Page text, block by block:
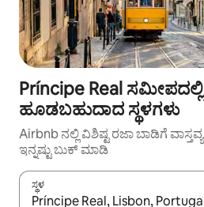
Príncipe Real ಸಮೀಪದಲ್ಲಿ
ಹೂಡಬಹುದಾದ ಸ್ಥಳಗಳು
Airbnb ನಲ್ಲಿ ವಿಶಿಷ್ಟ ರಜಾ ಬಾಡಿಗೆ
ಇನ್ನಷ್ಟು ಬುಕ್ ಮಾಡಿ
ಸ್ಥಳ
ಫಲಿತಾಂಶಗಳು ಲಭ್ಯವಿರುವಾಗ, ಅಪ್